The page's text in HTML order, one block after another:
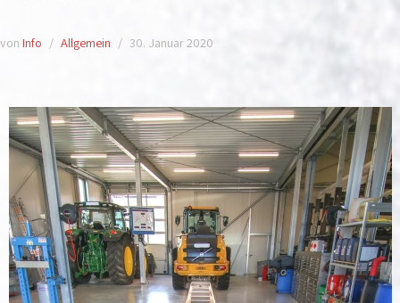
von Info Allgemein 30. Januar 2020